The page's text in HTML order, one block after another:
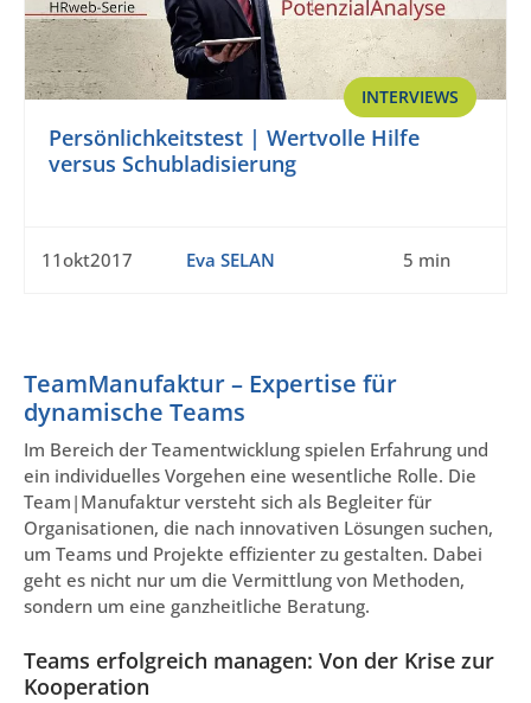
INTERVIEWS
Persönlichkeitstest | Wertvolle Hilfe
versus Schubladisierung
11okt2017 Eva SELAN 5 min
TeamManufaktur – Expertise für
dynamische Teams
Im Bereich der Teamentwicklung spielen Erfahrung und
ein individuelles Vorgehen eine wesentliche Rolle. Die
Team|Manufaktur versteht sich als Begleiter für
Organisationen, die nach innovativen Lösungen suchen,
um Teams und Projekte effizienter zu gestalten. Dabei
geht es nicht nur um die Vermittlung von Methoden,
sondern um eine ganzheitliche Beratung.
Teams erfolgreich managen: Von der Krise zur
Kooperation